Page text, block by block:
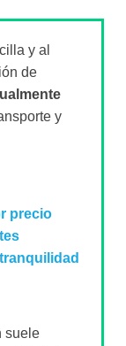
y al
de
y
precio
suele